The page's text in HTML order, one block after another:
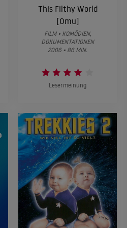
This Filthy World
[Omu]
FILM • KOMÖDIEN,
DOKUMENTATIONEN
2006 • 86 MIN.
Lesermeinung